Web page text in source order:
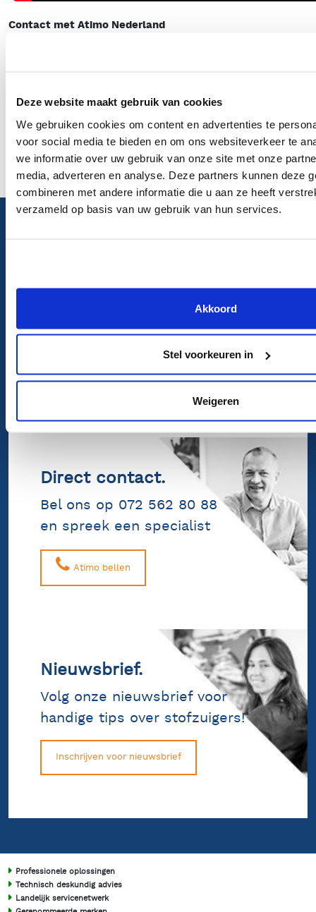
Deze website maakt gebruik van cookies
We gebruiken cookies om content en advertenties te
voor social media te bieden en om ons websiteverkeer te
we informatie over uw gebruik van onze site met onze
media, adverteren en analyse. Deze partners kunnen deze
combineren met andere informatie die u aan ze heeft
verzameld op basis van uw gebruik van hun services.
Akkoord
Stel voorkeuren in
Weigeren
Contact met Atimo Nederland
nederland.nl.
Neem contact op
En wij nemen snel contact met u
Uw vraag bij ons neerleggen
Direct contact.
Bel ons op 072 562 80 88
en spreek een specialist
Atimo bellen
Nieuwsbrief.
Volg onze nieuwsbrief voor
handige tips over stofzuigers!
Inschrijven voor nieuwsbrief
Professionele oplossingen
Technisch deskundig advies
Landelijk servicenetwerk